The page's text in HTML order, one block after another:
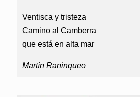
Ventisca y tristeza
Camino al Camberra
que está en alta mar
Martín Raninqueo